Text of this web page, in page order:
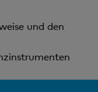
und den